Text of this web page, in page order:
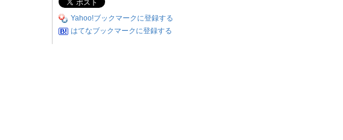
Yahoo!ブックマークに登録する
はてなブックマークに登録する